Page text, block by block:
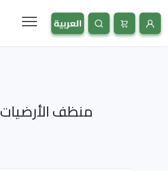
منظف الأرضيات ١ لتر